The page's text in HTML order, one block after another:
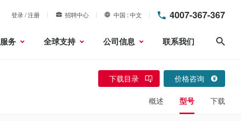
登录 / 注册 招聘中心 中国 中文 4007-367-367
服务 全球支持 公司信息 联系我们
下载目录 价格咨询
概述 型号 下载